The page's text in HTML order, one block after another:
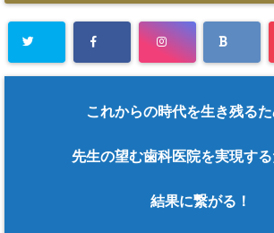
これからの時代を生き残る
先生の望む歯科医院を実現す
結果に繋がる！